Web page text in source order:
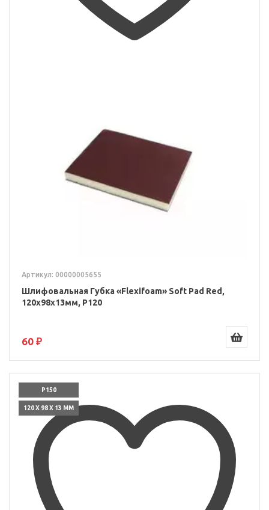
Артикул: 00000005655
Шлифовальная Губка «Flexifoam» Soft Pad Red,
120x98x13мм, P120
60 ₽
P150
120 X 98 X 13 ММ